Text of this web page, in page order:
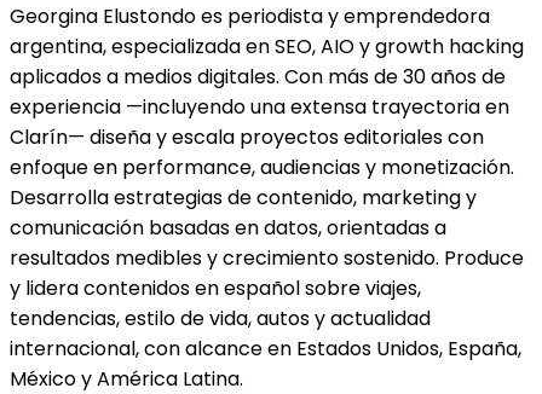
Georgina Elustondo es periodista y emprendedora
argentina, especializada en SEO, AIO y growth hacking
aplicados a medios digitales. Con más de 30 años de
experiencia —incluyendo una extensa trayectoria en
Clarín— diseña y escala proyectos editoriales con
enfoque en performance, audiencias y monetización.
Desarrolla estrategias de contenido, marketing y
comunicación basadas en datos, orientadas a
resultados medibles y crecimiento sostenido. Produce
y lidera contenidos en español sobre viajes,
tendencias, estilo de vida, autos y actualidad
internacional, con alcance en Estados Unidos, España,
México y América Latina.